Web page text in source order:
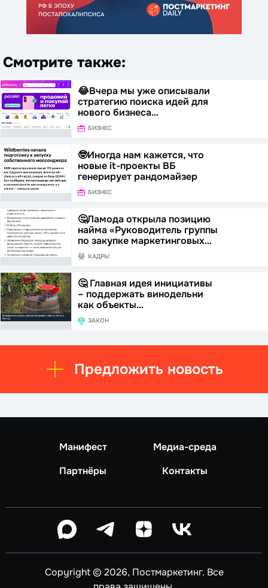
Смотрите также:
😂Вчера мы уже описывали
стратегию поиска идей для
нового бизнеса…
БИЗНЕС
🤓Иногда нам кажется, что
новые it-проекты ВБ
генерирует рандомайзер
БИЗНЕС
🤔Ламода открыла позицию
найма «Руководитель группы
по закупке маркетинговых…
КАДРЫ
🤔 Главная идея инициативы
– поддержать винодельни
как объекты…
ЗАКОН
Предложить новость
Манифест
Медиа-среда
Партнёры
Контакты
Copyright © 2026, Постмаркетинг. Все